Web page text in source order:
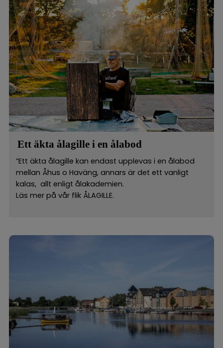
Ett äkta ålagille i en ålabod
”Ett äkta ålagille kan endast upplevas i en ålabod
mellan Åhus o Haväng, annars är det ett vanligt
kalas, allt enligt ålakademien.
Läs mer på vår flik ÅLAGILLE.